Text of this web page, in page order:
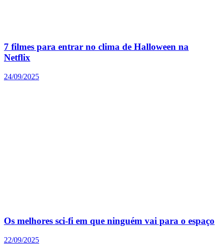
7 filmes para entrar no clima de Halloween na
Netflix
24/09/2025
Os melhores sci-fi em que ninguém vai para o espaço
22/09/2025